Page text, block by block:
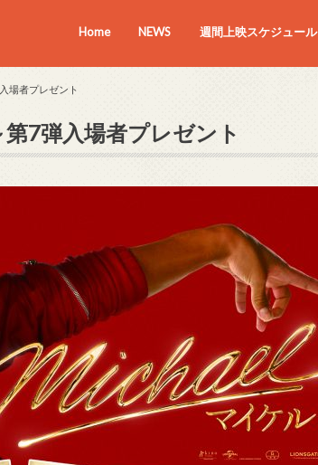
Home NEWS 週間上映スケジュール
場者プレゼント
7弾入場者プレゼント